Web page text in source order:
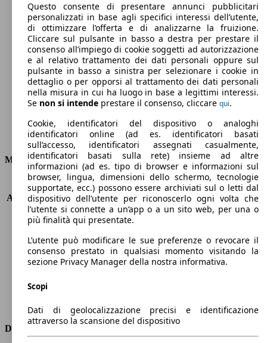
208 g/km
Emissioni di CO2 (combinato)*
Consumi
Motore e Prestazioni
KW (PS)
331 kW (450 PS)
Accelerazione (0-100 km/h)
4.1s
Velocità massima (km/h)
250 km/h
Numero di marce
8
Coppia
600 nm
Cilindrata
2894 ccm
Carburante
Benzina
Trasmissione
Dimensioni
Questo consente di presentare annunci pubblicitari
personalizzati in base agli specifici interessi dell’utente,
di ottimizzare l’offerta e di analizzarne la fruizione.
Cliccare sul pulsante in basso a destra per prestare il
consenso all’impiego di cookie soggetti ad autorizzazione
e al relativo trattamento dei dati personali oppure sul
pulsante in basso a sinistra per selezionare i cookie in
dettaglio o per opporsi al trattamento dei dati personali
nella misura in cui ha luogo in base a legittimi interessi.
Se non si intende prestare il consenso, cliccare qui.
Cookie, identificatori del dispositivo o analoghi
identificatori online (ad es. identificatori basati
sull’accesso, identificatori assegnati casualmente,
identificatori basati sulla rete) insieme ad altre
informazioni (ad es. tipo di browser e informazioni sul
browser, lingua, dimensioni dello schermo, tecnologie
supportate, ecc.) possono essere archiviati sul o letti dal
dispositivo dell’utente per riconoscerlo ogni volta che
l’utente si connette a un’app o a un sito web, per una o
più finalità qui presentate.
L’utente può modificare le sue preferenze o revocare il
consenso prestato in qualsiasi momento visitando la
sezione Privacy Manager della nostra informativa.
Scopi
Dati di geolocalizzazione precisi e identificazione
attraverso la scansione del dispositivo